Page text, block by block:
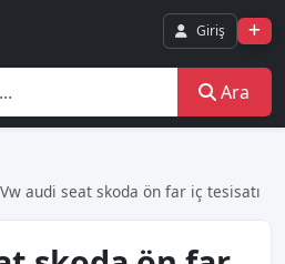
Giriş
Ara
Vw audi seat skoda ön far iç tesisatı